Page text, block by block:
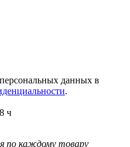
данных в
.
ч